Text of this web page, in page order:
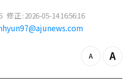
修正 : 2026-05-14 16:56:16
z
o
Z
o